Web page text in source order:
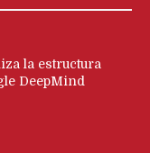
la estructura
DeepMind